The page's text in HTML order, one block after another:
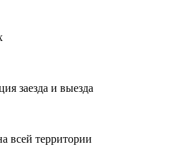
заезда и выезда
всей территории